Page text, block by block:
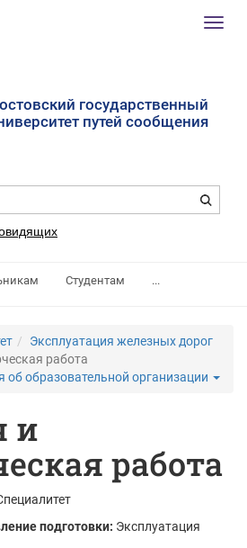
государственный
путей сообщения
Студентам ...
Эксплуатация железных дорог
работа
об образовательной организации
и
работа
подготовки: Эксплуатация